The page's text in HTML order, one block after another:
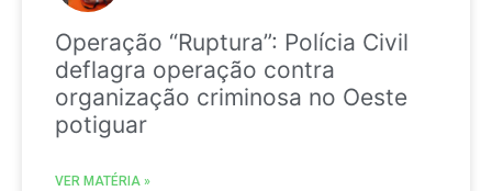
Operação “Ruptura”: Polícia Civil
deflagra operação contra
organização criminosa no Oeste
potiguar
VER MATÉRIA »